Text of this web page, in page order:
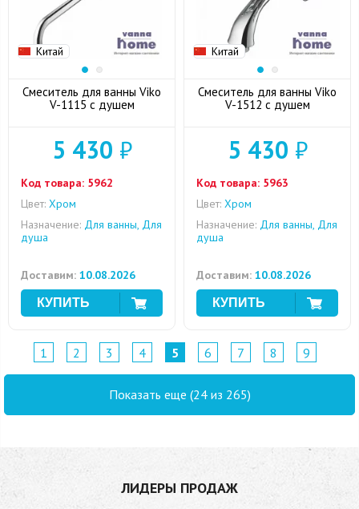
Китай
Смеситель для ванны Viko
V-1115 с душем
5 430 ₽
Код товара: 5962
Цвет: Хром
Назначение: Для ванны, Для
душа
Доставим: 10.08.2026
Китай
Смеситель для ванны Viko
V-1512 с душем
5 430 ₽
Код товара: 5963
Цвет: Хром
Назначение: Для ванны, Для
душа
Доставим: 10.08.2026
1 2 3 4 5 6 7 8 9
Показать еще (24 из 265)
ЛИДЕРЫ ПРОДАЖ